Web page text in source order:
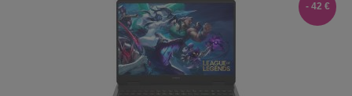
- 42 €